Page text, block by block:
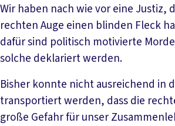
Wir haben nach wie vor eine Justiz,
rechten Auge einen blinden Fleck
dafür sind politisch motivierte
solche deklariert werden.
Bisher konnte nicht ausreichend in
transportiert werden, dass die
große Gefahr für unser